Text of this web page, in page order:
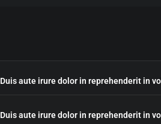
Duis aute irure dolor in reprehenderit in
Duis aute irure dolor in reprehenderit in